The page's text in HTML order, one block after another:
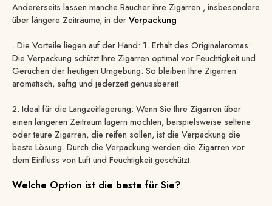
Andererseits lassen manche Raucher ihre Zigarren , insbesondere
über längere Zeiträume, in der Verpackung
. Die Vorteile liegen auf der Hand: 1. Erhalt des Originalaromas:
Die Verpackung schützt Ihre Zigarren optimal vor Feuchtigkeit und
Gerüchen der heutigen Umgebung. So bleiben Ihre Zigarren
aromatisch, saftig und jederzeit genussbereit.
2. Ideal für die Langzeitlagerung: Wenn Sie Ihre Zigarren über
einen längeren Zeitraum lagern möchten, beispielsweise seltene
oder teure Zigarren, die reifen sollen, ist die Verpackung die
beste Lösung. Durch die Verpackung werden die Zigarren vor
dem Einfluss von Luft und Feuchtigkeit geschützt.
Welche Option ist die beste für Sie?